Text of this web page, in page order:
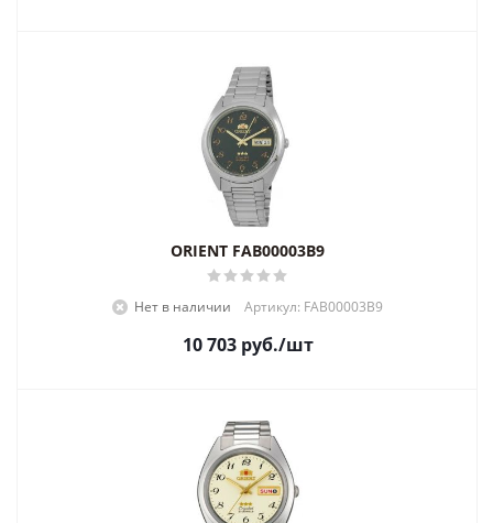
ORIENT FAB00003B9
Нет в наличии Артикул: FAB00003B9
10 703руб./шт